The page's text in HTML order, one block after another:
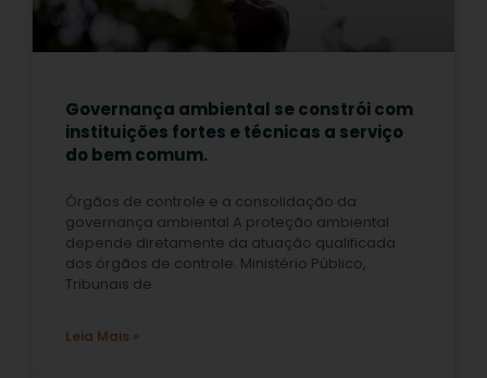
Governança ambiental se constrói com
instituições fortes e técnicas a serviço
do bem comum.
Órgãos de controle e a consolidação da
governança ambiental A proteção ambiental
depende diretamente da atuação qualificada
dos órgãos de controle. Ministério Público,
Tribunais de
Leia Mais »